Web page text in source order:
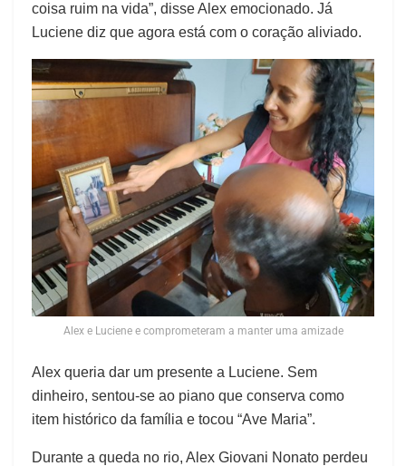
coisa ruim na vida”, disse Alex emocionado. Já
Luciene diz que agora está com o coração aliviado.
Alex e Luciene e comprometeram a manter uma amizade
Alex queria dar um presente a Luciene. Sem
dinheiro, sentou-se ao piano que conserva como
item histórico da família e tocou “Ave Maria”.
Durante a queda no rio, Alex Giovani Nonato perdeu